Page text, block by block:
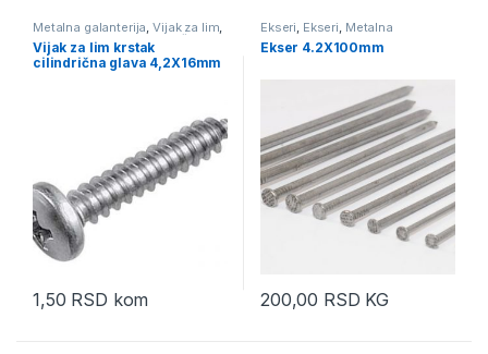
Metalna galanterija,Vijak za lim,
Vijak za lim krstak cilindrična
glava
Vijak za lim krstak
cilindrična glava 4,2X16mm
1,50 RSD kom
Ekseri, Ekseri, Metalna
galanterija
Ekser 4.2X100mm
200,00 RSD KG